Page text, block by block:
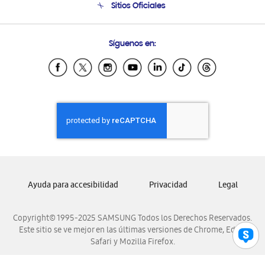
Soporte vía eMail
Sitios Oficiales
Samsung Ecuador
Samsung El Salvador
Samsung Honduras
Samsung Nicaragua
Samsung Panamá
Samsung Venezuela
Síguenos en:
Copyright© 1995-2025 SAMSUNG Todos los Derechos Reservados.
Este sitio se ve mejor en las últimas versiones de Chrome, Edge,
Safari y Mozilla Firefox.
Ayuda para accesibilidad Privacidad Legal